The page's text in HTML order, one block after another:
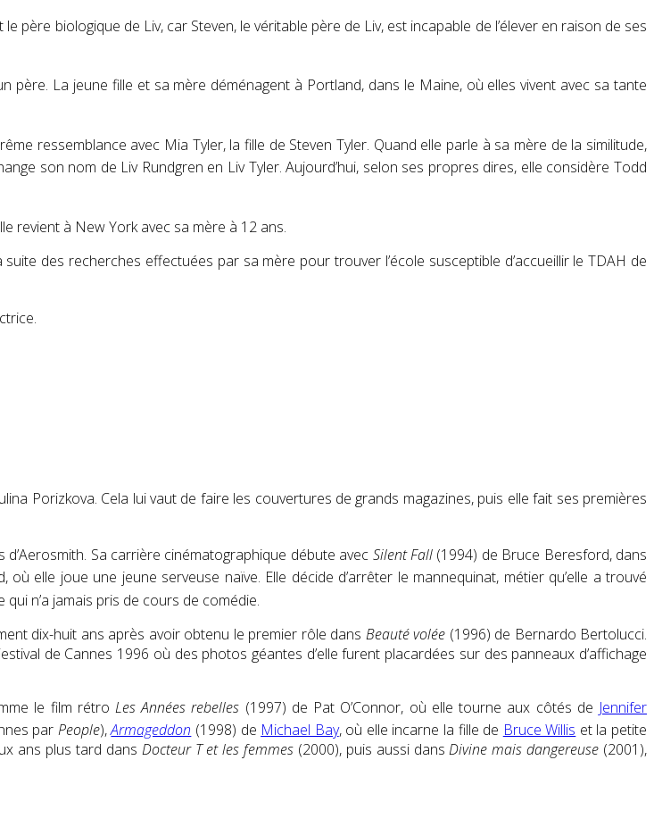
père biologique de Liv, car Steven, le véritable père de Liv, est incapable de l’élever en raison de ses
père. La jeune fille et sa mère déménagent à Portland, dans le Maine, où elles vivent avec sa tante
ressemblance avec Mia Tyler, la fille de Steven Tyler. Quand elle parle à sa mère de la similitude,
son nom de Liv Rundgren en Liv Tyler. Aujourd’hui, selon ses propres dires, elle considère Todd
revient à New York avec sa mère à 12 ans.
des recherches effectuées par sa mère pour trouver l’école susceptible d’accueillir le TDAH de
Porizkova. Cela lui vaut de faire les couvertures de grands magazines, puis elle fait ses premières
d’Aerosmith. Sa carrière cinématographique débute avec Silent Fall(1994) de Bruce Beresford, dans
où elle joue une jeune serveuse naïve. Elle décide d’arrêter le mannequinat, métier qu’elle a trouvé
n’a jamais pris de cours de comédie.
dix-huit ans après avoir obtenu le premier rôle dans Beauté volée (1996) de Bernardo Bertolucci.
de Cannes 1996 où des photos géantes d’elle furent placardées sur des panneaux d’affichage
le film rétro Les Années rebelles (1997) de Pat O’Connor, où elle tourne aux côtés de Jennifer
par People),Armageddon (1998) de Michael Bay, où elle incarne la fille de Bruce Willis et la petite
ans plus tard dans Docteur T et les femmes (2000), puis aussi dansDivine mais dangereuse (2001),